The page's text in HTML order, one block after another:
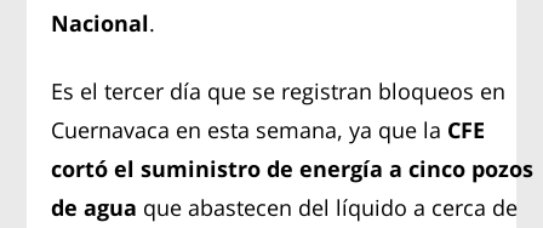
Nacional.
Es el tercer día que se registran bloqueos en
Cuernavaca en esta semana, ya que la CFE
cortó el suministro de energía a cinco pozos
de agua que abastecen del líquido a cerca de